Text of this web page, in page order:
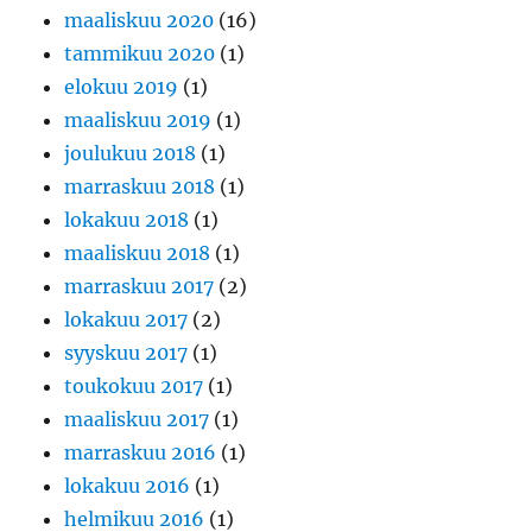
maaliskuu 2020 (16)
tammikuu 2020 (1)
elokuu 2019 (1)
maaliskuu 2019 (1)
joulukuu 2018 (1)
marraskuu 2018 (1)
lokakuu 2018 (1)
maaliskuu 2018 (1)
marraskuu 2017 (2)
lokakuu 2017 (2)
syyskuu 2017 (1)
toukokuu 2017 (1)
maaliskuu 2017 (1)
marraskuu 2016 (1)
lokakuu 2016 (1)
helmikuu 2016 (1)